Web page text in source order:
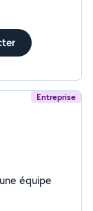
Entreprise
équipe